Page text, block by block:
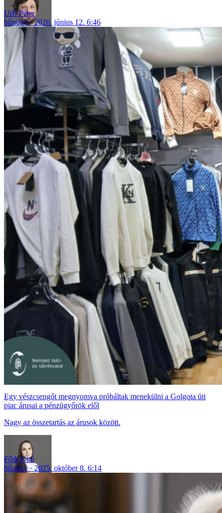
Urfi Péter
bűnügy
2026. június 12. 6:46
Egy vészcsengőt megnyomva próbáltak menekülni a Golgota úti
piac árusai a pénzügyőrök elől
Nagy az összetartás az árusok között.
Fődi Kitti
bűnügy
2025. október 8. 6:14